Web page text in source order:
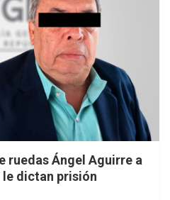
ruedas Ángel Aguirre a
le dictan prisión